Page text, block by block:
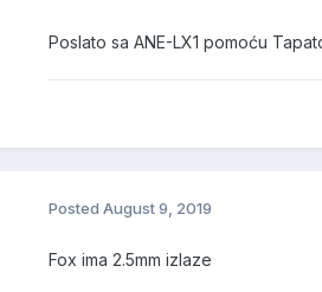
Poslato sa ANE-LX1 pomoću
Posted August 9, 2019
Fox ima 2.5mm izlaze